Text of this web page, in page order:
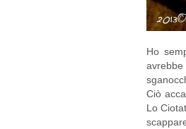
Ho
avrebbe
Ciò
Lo